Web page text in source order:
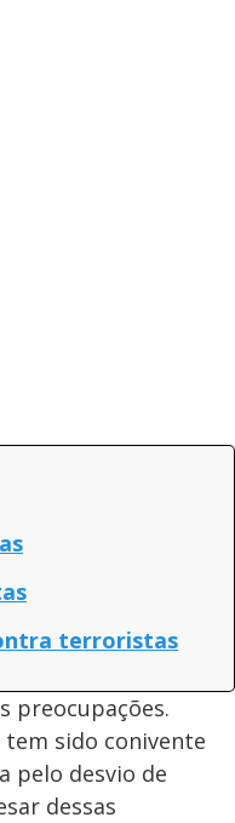
terroristas
preocupações.
sido conivente
pelo desvio de
dessas